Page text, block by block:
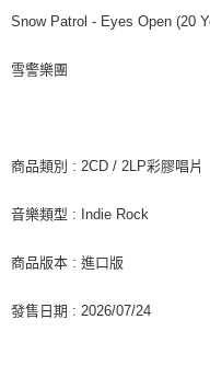
AFTEE先享後付
相關說明
２．便利：只要手機號碼，簡訊
【「AFTEE先享後付」結帳流程
結帳頁面，進行簡訊認證並確
３．收到繳費通知簡訊後14天
ATM／網路銀行／等多元方式
每筆NT$60，滿NT$1,599(
付款後全家取貨
Snow Patrol - Eyes Open (20
雪警樂團
商品類別 : 2CD / 2LP彩膠唱片
音樂類型 : Indie Rock
商品版本 : 進口版
發售日期 : 2026/07/24